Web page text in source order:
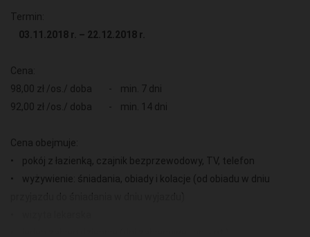
Termin:
03.11.2018 r. – 22.12.2018 r.
Cena:
98,00 zł /os./ doba - min. 7 dni
92,00 zł /os./ doba - min. 14 dni
Cena obejmuje:
• pokój z łazienką, czajnik bezprzewodowy, TV, telefon
• wyżywienie: śniadania, obiady i kolacje (od obiadu w dniu
przyjazdu do śniadania w dniu wyjazdu)